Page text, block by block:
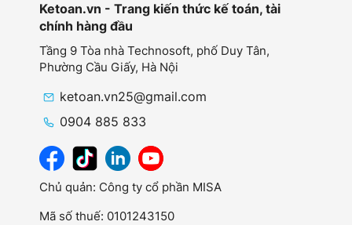
Ketoan.vn - Trang kiến thức kế toán, tài
chính hàng đầu
Tầng 9 Tòa nhà Technosoft, phố Duy Tân,
Phường Cầu Giấy, Hà Nội
ketoan.vn25@gmail.com
0904 885 833
Chủ quản: Công ty cổ phần MISA
Mã số thuế: 0101243150